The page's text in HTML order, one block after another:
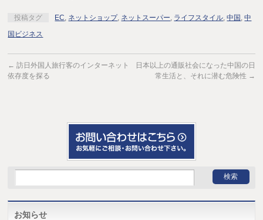
投稿タグ EC, ネットショップ, ネットスーパー, ライフスタイル,中国,中
国ビジネス
← 訪日外国人旅行客のインターネット
依存度を探る
日本以上の通販社会になった中国の日
常生活と、それに潜む危険性 →
お知らせ